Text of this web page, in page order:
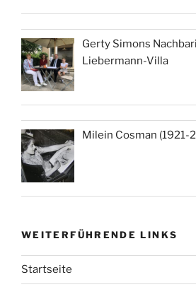
Gerty Simons
Liebermann-Villa
Milein Cosman (1921-
WEITERFÜHRENDE LINKS
Startseite